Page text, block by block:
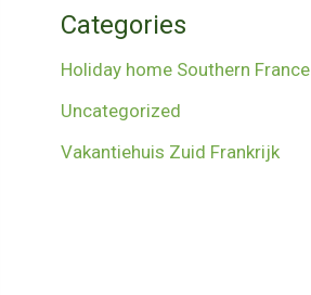
Categories
Holiday home Southern France
Uncategorized
Vakantiehuis Zuid Frankrijk